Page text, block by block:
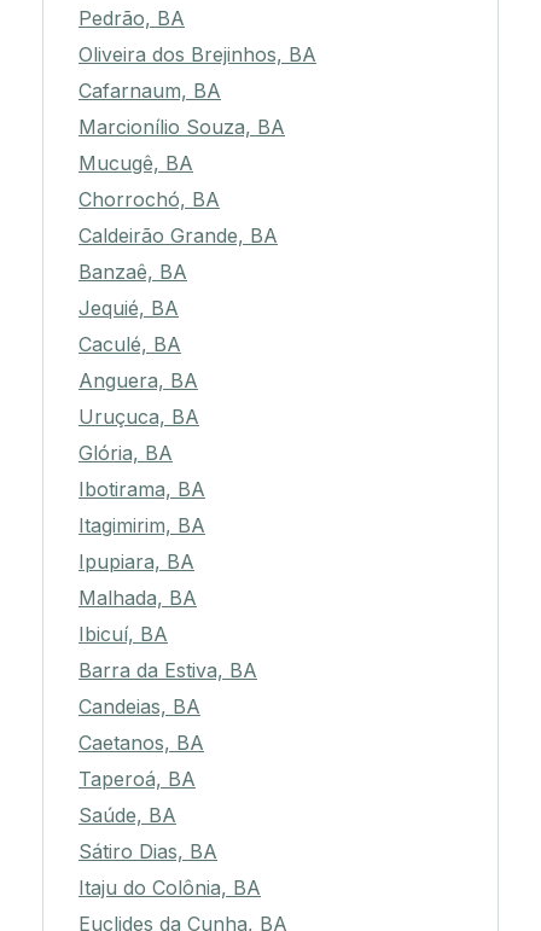
Pedrão, BA
Oliveira dos Brejinhos, BA
Cafarnaum, BA
Marcionílio Souza, BA
Mucugê, BA
Chorrochó, BA
Caldeirão Grande, BA
Banzaê, BA
Jequié, BA
Caculé, BA
Anguera, BA
Uruçuca, BA
Glória, BA
Ibotirama, BA
Itagimirim, BA
Ipupiara, BA
Malhada, BA
Ibicuí, BA
Barra da Estiva, BA
Candeias, BA
Caetanos, BA
Taperoá, BA
Saúde, BA
Sátiro Dias, BA
Itaju do Colônia, BA
Euclides da Cunha, BA